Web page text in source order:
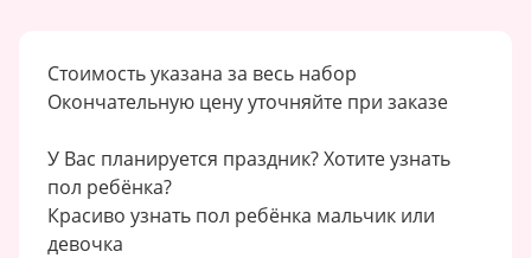
Стоимость указана за весь набор
Окончательную цену уточняйте при заказе
У Вас планируется праздник? Хотите узнать
пол ребёнка?
Красиво узнать пол ребёнка мальчик или
девочка